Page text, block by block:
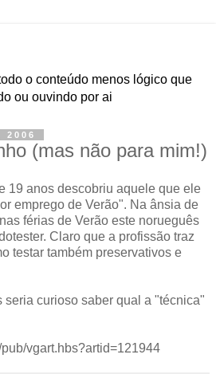
o conteúdo menos lógico que
ou ouvindo por ai
(mas não para mim!)
19 anos descobriu aquele que ele
emprego de Verão". Na ânsia de
férias de Verão este norueguês
Claro que a profissão traz
testar também preservativos e
seria curioso saber qual a "técnica"
vgart.hbs?artid=121944